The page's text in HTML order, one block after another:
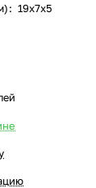
: 19x7x5